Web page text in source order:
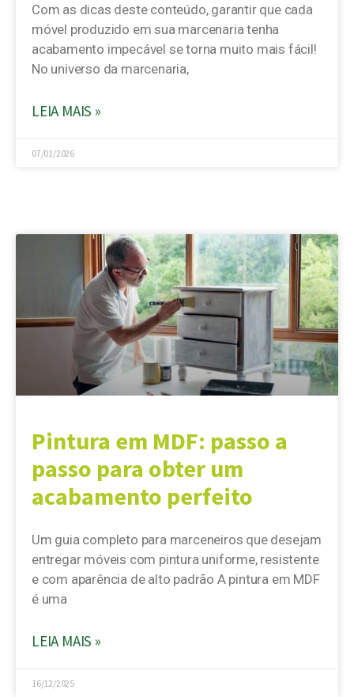
Com as dicas deste conteúdo, garantir que cada
móvel produzido em sua marcenaria tenha
acabamento impecável se torna muito mais fácil!
No universo da marcenaria,
LEIA MAIS »
07/01/2026
Pintura em MDF: passo a
passo para obter um
acabamento perfeito
Um guia completo para marceneiros que desejam
entregar móveis com pintura uniforme, resistente
e com aparência de alto padrão A pintura em MDF
é uma
LEIA MAIS »
16/12/2025